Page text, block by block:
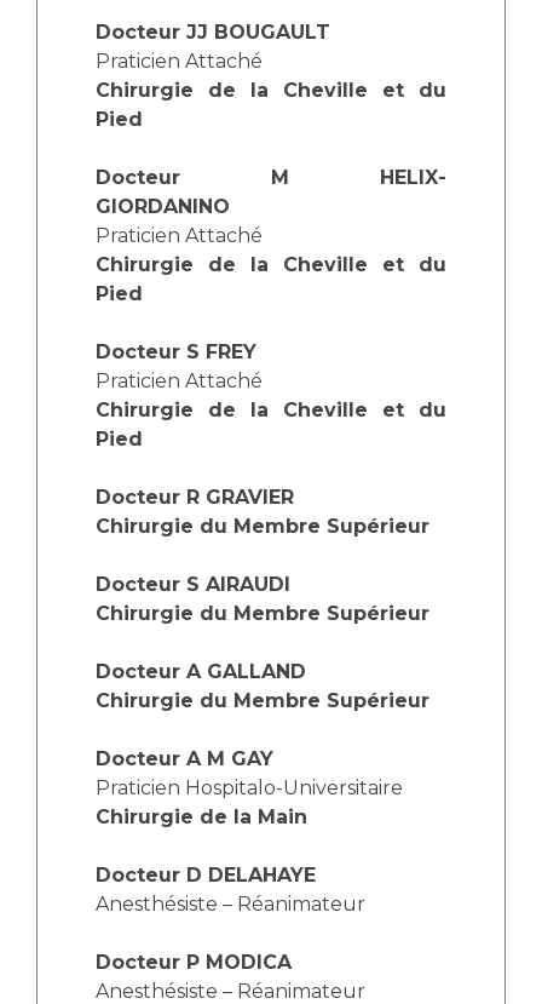
Qualité
Protection des données
Les recherches en santé à l’AP-HM
Lieu de santé sans tabac
Documents utiles
Docteur JJ BOUGAULT
Praticien Attaché
Chirurgie de la Cheville et du
Pied
Docteur M HELIX-
GIORDANINO
Praticien Attaché
Chirurgie de la Cheville et du
Pied
Docteur S FREY
Praticien Attaché
Chirurgie de la Cheville et du
Pied
Docteur R GRAVIER
Chirurgie du Membre Supérieur
Docteur S AIRAUDI
Chirurgie du Membre Supérieur
Docteur A GALLAND
Chirurgie du Membre Supérieur
Docteur A M GAY
Praticien Hospitalo-Universitaire
Chirurgie de la Main
Docteur D DELAHAYE
Anesthésiste – Réanimateur
Docteur P MODICA
Anesthésiste – Réanimateur